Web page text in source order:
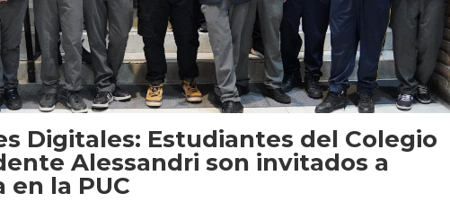
Digitales: Estudiantes del Colegio
Alessandri son invitados a
en la PUC